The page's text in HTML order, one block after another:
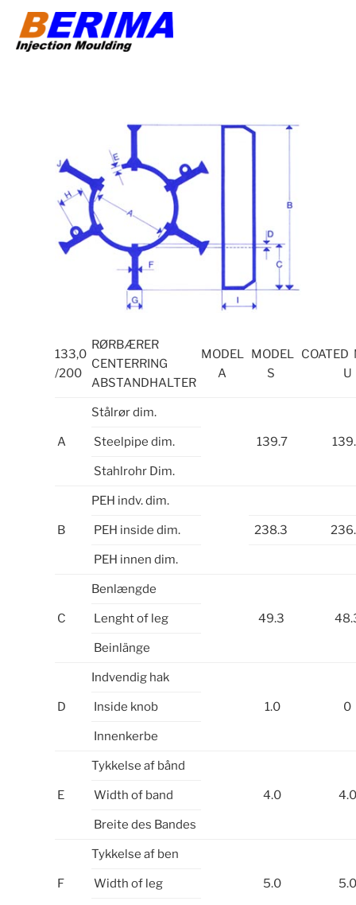
133,0
/200
RØRBÆRER
CENTERRING
ABSTANDHALTER
MODEL
A
MODEL
S
COATED
U
A
Stålrør dim.
139.7
Steelpipe dim.
Stahlrohr Dim.
B
PEH indv. dim.
PEH inside dim. 238.3
PEH innen dim.
C
Benlængde
49.3
Lenght of leg
Beinlänge
D
Indvendig hak
1.0 0
Inside knob
Innenkerbe
E
Tykkelse af bånd
4.0 4.0
Width of band
Breite des Bandes
F
Tykkelse af ben
5.0 5.0
Width of leg